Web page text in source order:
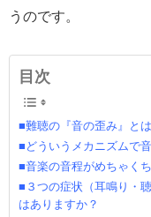
うのです。
目次
■難聴の『音の歪み』と
■どういうメカニズムで
■音楽の音程がめちゃく
■３つの症状（耳鳴り・
はありますか？